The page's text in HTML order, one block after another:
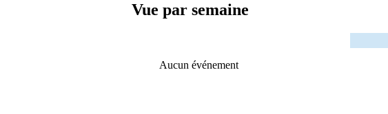
Vue par semaine
Aucun événement